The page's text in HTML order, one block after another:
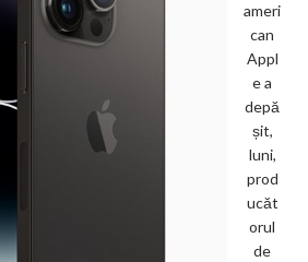
ameri
can
Appl
e a
depă
șit,
luni,
prod
ucăt
orul
de